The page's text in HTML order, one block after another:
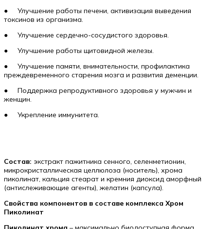
● Улучшение работы печени, активизация выведения
токсинов из организма.
● Улучшение сердечно-сосудистого здоровья.
● Улучшение работы щитовидной железы.
● Улучшение памяти, внимательности, профилактика
преждевременного старения мозга и развития деменции.
● Поддержка репродуктивного здоровья у мужчин и
женщин.
● Укрепление иммунитета.
Состав: экстракт пажитника сенного, селенметионин,
микрокристаллическая целлюлоза (носитель), хрома
пиколинат, кальция стеарат и кремния диоксид аморфный
(антислеживающие агенты), желатин (капсула).
Свойства компонентов в составе комплекса Хром
Пиколинат